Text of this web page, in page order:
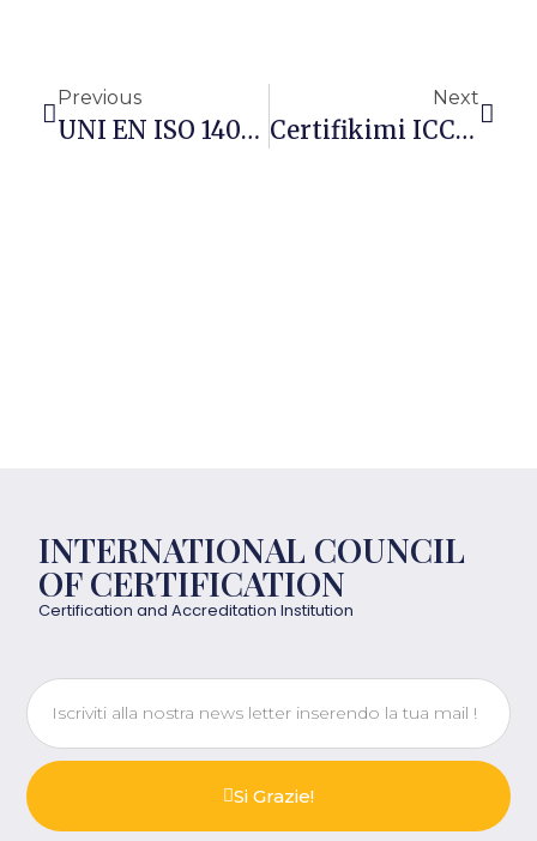
Previous
UNI EN ISO 14001 : 2015
Next
Certifikimi ICC Halal International Në Sektorin E Kozmetikës.
INTERNATIONAL COUNCIL
OF CERTIFICATION
Certification and Accreditation Institution
Si Grazie!